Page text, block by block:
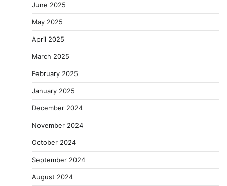
June 2025
May 2025
April 2025
March 2025
February 2025
January 2025
December 2024
November 2024
October 2024
September 2024
August 2024